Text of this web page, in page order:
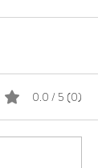
0.0 / 5 (0)